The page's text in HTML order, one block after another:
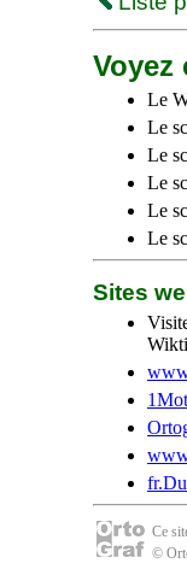
Voyez
Le
Le
Le
Le
Le
Le
Sites
Ce
©